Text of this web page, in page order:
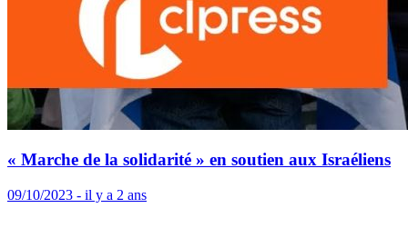
« Marche de la solidarité » en soutien aux Israéliens
09/10/2023 - il y a 2 ans